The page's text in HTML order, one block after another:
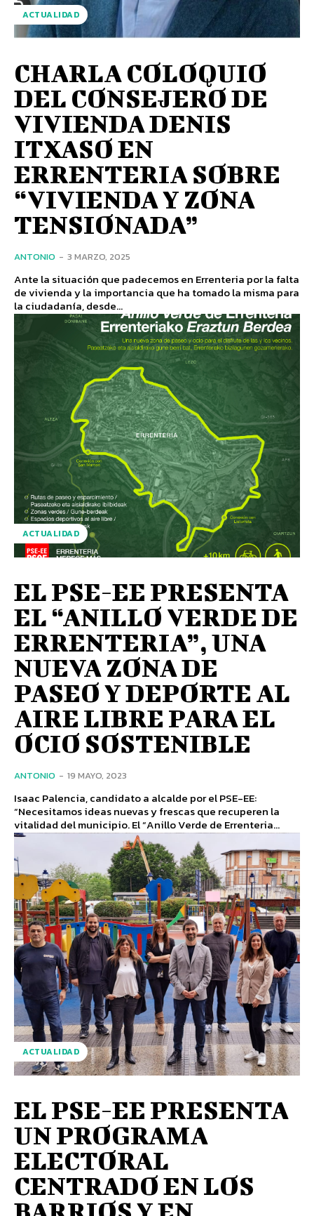
ACTUALIDAD
CHARLA COLOQUIO
DEL CONSEJERO DE
VIVIENDA DENIS
ITXASO EN
ERRENTERIA SOBRE
“VIVIENDA Y ZONA
TENSIONADA”
ANTONIO - 3 MARZO, 2025
Ante la situación que padecemos en Errenteria por la falta
de vivienda y la importancia que ha tomado la misma para
la ciudadanía, desde...
ACTUALIDAD
EL PSE-EE PRESENTA
EL “ANILLO VERDE DE
ERRENTERIA”, UNA
NUEVA ZONA DE
PASEO Y DEPORTE AL
AIRE LIBRE PARA EL
OCIO SOSTENIBLE
ANTONIO - 19 MAYO, 2023
Isaac Palencia, candidato a alcalde por el PSE-EE:
“Necesitamos ideas nuevas y frescas que recuperen la
vitalidad del municipio. El “Anillo Verde de Errenteria...
ACTUALIDAD
EL PSE-EE PRESENTA
UN PROGRAMA
ELECTORAL
CENTRADO EN LOS